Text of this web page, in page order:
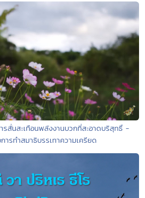
รสั่นสะเทือนพลังงานบวกที่สะอาดบริสุทธิ์ -
ารทำสมาธิบรรเทาความเครียด